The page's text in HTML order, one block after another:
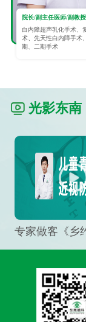
院长/副主任医师/副教
白内障超声乳化手术、
术、先天性白内障手术
期、二期手术
光影东南